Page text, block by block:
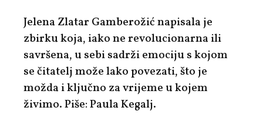
Jelena Zlatar Gamberožić napisala je
zbirku koja, iako ne revolucionarna ili
savršena, u sebi sadrži emociju s kojom
se čitatelj može lako povezati, što je
možda i ključno za vrijeme u kojem
živimo. Piše: Paula Kegalj.